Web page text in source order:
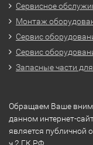
Сервисное
Монтаж
Сервис
Сервис
Запасные части
Обращаем Ваше
данном интернет-
является публичной